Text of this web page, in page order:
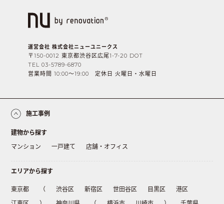
運営会社 株式会社ニューユニークス
〒150-0012 東京都渋谷区広尾1-7-20 DOT
TEL 03-5789-6870
営業時間 10:00〜19:00 定休日 火曜日・水曜日
施工事例
建物から探す
マンション
一戸建て 店舗・オフィス
エリアから探す
東京都 （ 渋谷区 新宿区 世田谷区 目黒区
港区